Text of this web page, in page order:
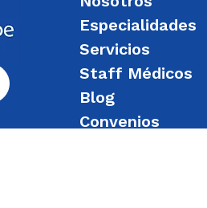
Especialidades
Servicios
Staff Médicos
Blog
Convenios